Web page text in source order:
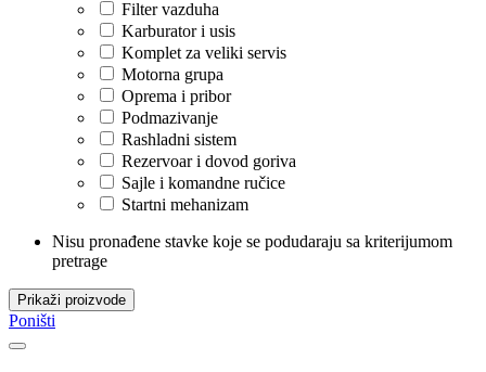
Filter vazduha
Karburator i usis
Komplet za veliki servis
Motorna grupa
Oprema i pribor
Podmazivanje
Rashladni sistem
Rezervoar i dovod goriva
Sajle i komandne ručice
Startni mehanizam
Nisu pronađene stavke koje se podudaraju sa kriterijumom
pretrage
Prikaži proizvode
Poništi